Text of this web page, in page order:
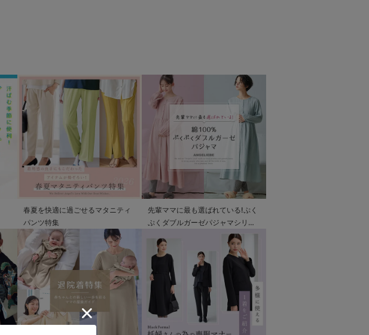
春夏を快適に過ごせるマタニティ
パンツ特集
先輩ママに最も選ばれている!ぷく
ぷくダブルガーゼパジャマシリー